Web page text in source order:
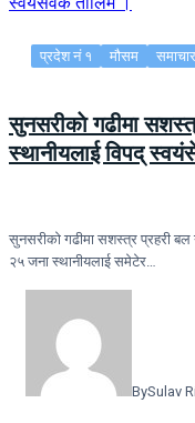
प्रदेश नं १ मौसम समाचार
सुनसरीकाे गढीमा
स्थानीयलाई विपद्
सुनसरीकाे गढीमा सशस्त्र प्रहरी
२५ जना स्थानीयलाई समेटेर…
BySulav